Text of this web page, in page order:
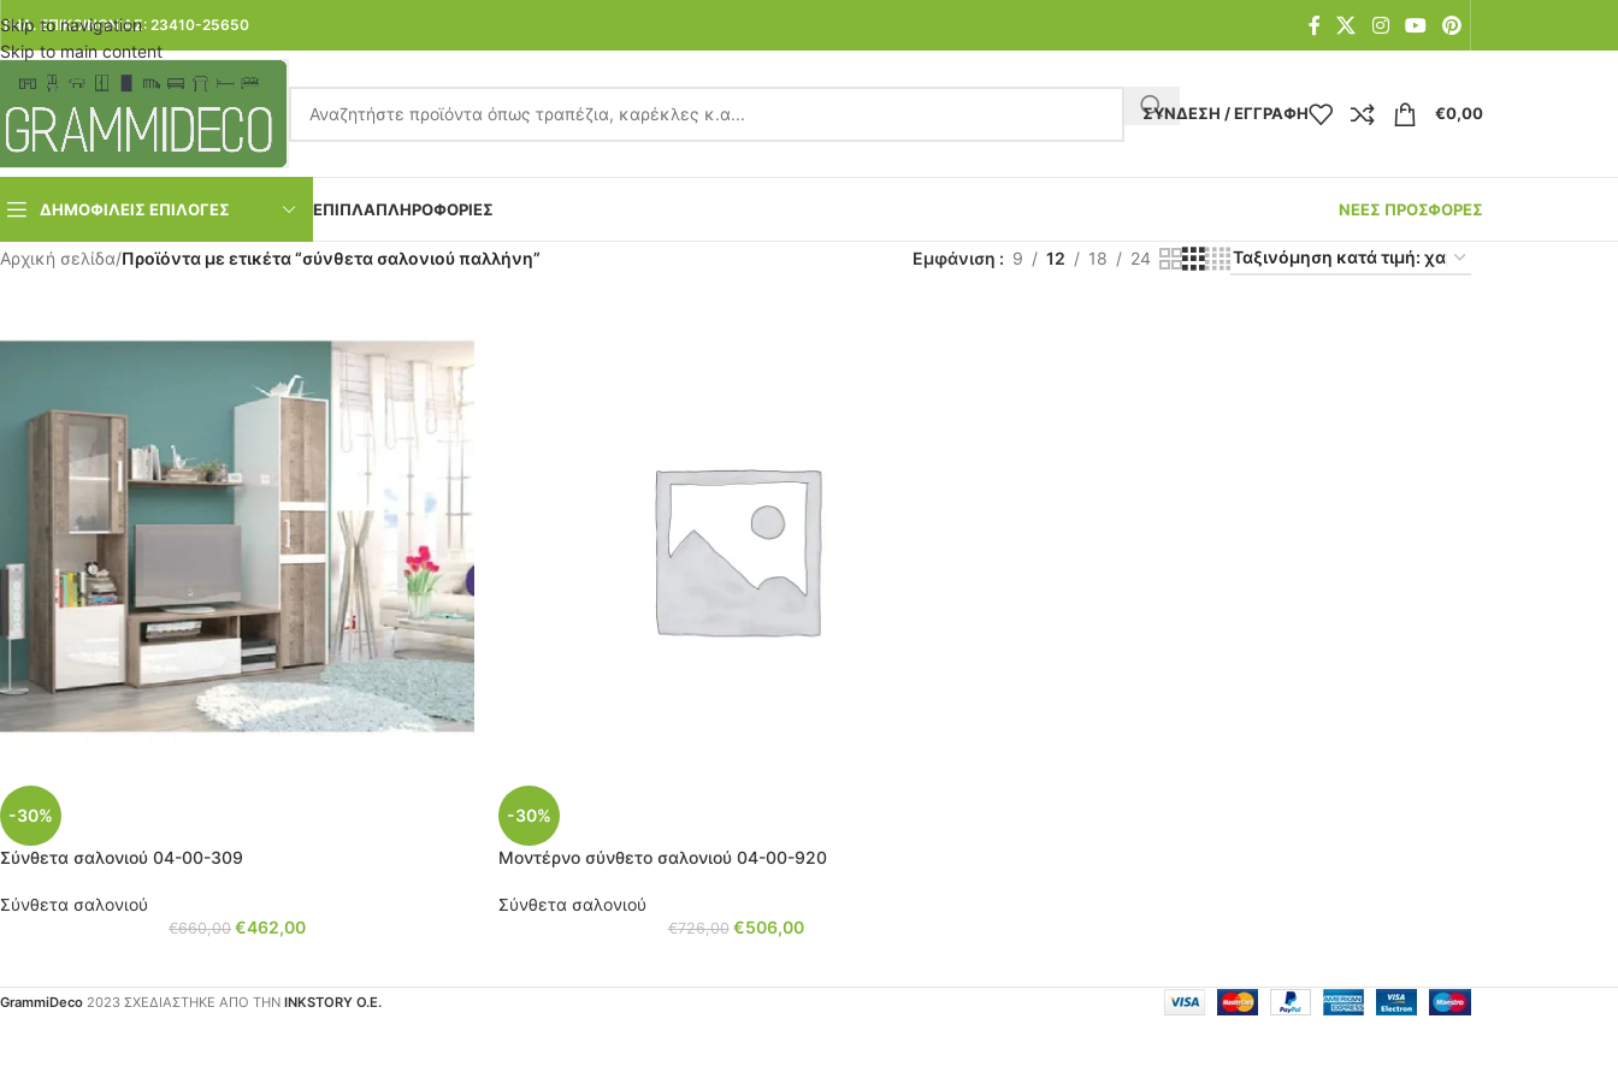
Skip to navigation
Skip to main content
ΤΗΛ. ΕΠΙΚΟΙΝΩΝΙΑΣ: 23410-25650
ΣΎΝΔΕΣΗ / ΕΓΓΡΑΦΉ €0,00
ΔΗΜΟΦΙΛΕΙΣ ΕΠΙΛΟΓΕΣ ΕΠΙΠΛΑΠΛΗΡΟΦΟΡΙΕΣ ΝΕΕΣ ΠΡΟΣΦΟΡΕΣ
Αρχική σελίδα/Προϊόντα με ετικέτα “σύνθετα σαλονιού παλλήνη” Εμφάνιση 9 12 18 24
-30%
Σύνθετα σαλονιού 04-00-309
Σύνθετα σαλονιού
€660,00 €462,00
-30%
Μοντέρνο σύνθετο σαλονιού 04-00-920
Σύνθετα σαλονιού
€726,00 €506,00
GrammiDeco 2023 ΣΧΕΔΙΑΣΤΗΚΕ ΑΠΟ ΤΗΝ INKSTORY Ο.Ε.